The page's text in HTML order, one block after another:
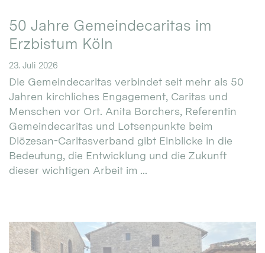
50 Jahre Gemeindecaritas im
Erzbistum Köln
23. Juli 2026
Die Gemeindecaritas verbindet seit mehr als 50
Jahren kirchliches Engagement, Caritas und
Menschen vor Ort. Anita Borchers, Referentin
Gemeindecaritas und Lotsenpunkte beim
Diözesan-Caritasverband gibt Einblicke in die
Bedeutung, die Entwicklung und die Zukunft
dieser wichtigen Arbeit im ...